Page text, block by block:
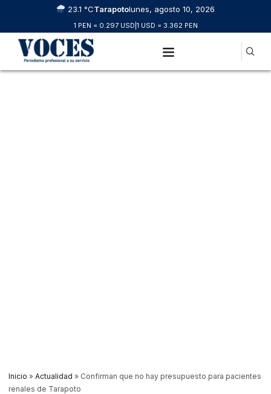
23.1 °CTarapotolunes, agosto 10, 2026
1 PEN = 0.297 USD 1 USD = 3.362 PEN
Inicio » Actualidad » Confirman que no hay presupuesto para pacientes
renales de Tarapoto